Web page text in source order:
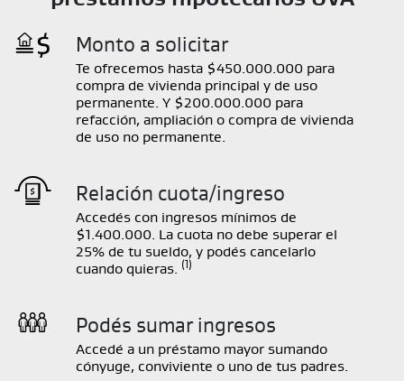
 Monto a solicitar
Te ofrecemos hasta $450.000.000 para
compra de vivienda principal y de uso
permanente. Y $200.000.000 para
refacción, ampliación o compra de vivienda
de uso no permanente.
 Relación cuota/ingreso
Accedés con ingresos mínimos de
$1.400.000. La cuota no debe superar el
25% de tu sueldo, y podés cancelarlo
cuando quieras.
(1)
 Podés sumar ingresos
Accedé a un préstamo mayor sumando
cónyuge, conviviente o uno de tus padres.